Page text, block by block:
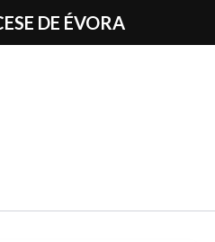
DE ÉVORA